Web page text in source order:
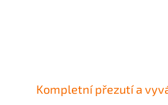
Kompletní přezutí a